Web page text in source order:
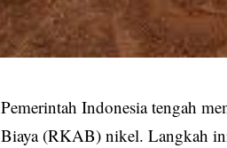
Pemerintah Indonesia tengah
Biaya (RKAB) nikel. Langkah